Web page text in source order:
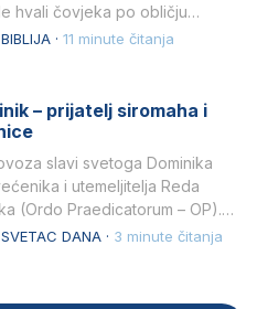
hvali čovjeka po obličju
· 11 minute čitanja
– prijatelj siromaha i
slavi svetoga Dominika
i utemeljitelja Reda
(Ordo Praedicatorum – OP).
dubokom ljubavlju prema
DANA · 3 minute čitanja